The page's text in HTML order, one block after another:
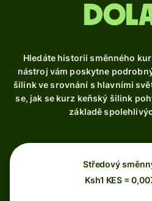
Hledáte historii směnného
nástroj vám poskytne
šilink ve srovnání s hlavními
se, jak se kurz keňský šilink
základě
Středový
Ksh1 KES =